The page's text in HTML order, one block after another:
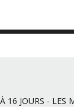
16 JOURS - LES